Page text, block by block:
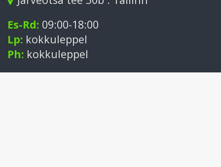
Es-Rd: 09:00-18:00
Lp: kokkuleppel
Ph: kokkuleppel